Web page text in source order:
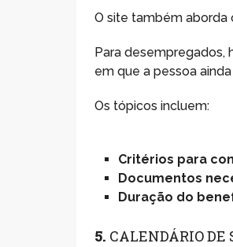
O site também aborda
Para desempregados,
em que a pessoa
Os tópicos incluem:
Critérios para
Documentos
Duração do
5. CALENDÁRIO DE